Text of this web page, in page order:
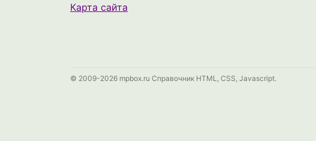
Карта сайта
© 2009-2026 mpbox.ru Справочник HTML, CSS, Javascript.